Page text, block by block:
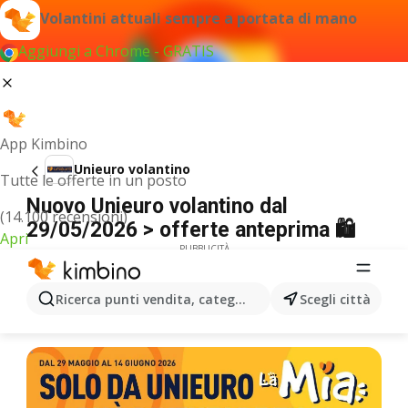
Volantini attuali sempre a portata di mano
Aggiungi a Chrome - GRATIS
App Kimbino
Tutte le offerte in un posto
(14.100 recensioni)
Apri
Ricerca punti vendita, categorie, prodotti...Scegli città
Unieuro volantino
Nuovo Unieuro volantino dal
29/05/2026 > offerte anteprima 🛍️
PUBBLICITÀ